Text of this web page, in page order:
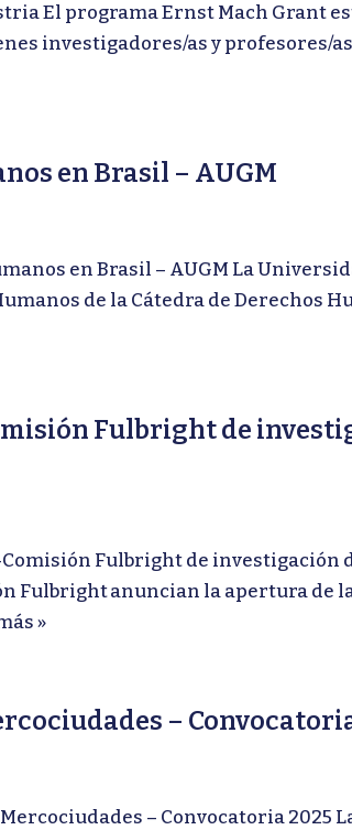
El programa Ernst Mach Grant
investigadores/as y profesores/
en Brasil – AUGM
en Brasil – AUGM La
de la Cátedra de Derechos
Fulbright de
Fulbright de
Fulbright anuncian la apertura de
»
–
– Convocatoria